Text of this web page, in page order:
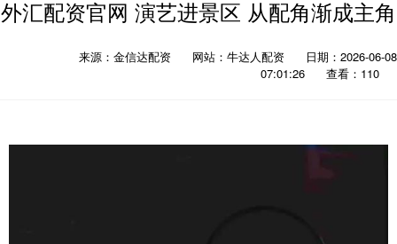
外汇配资官网 演艺进景区 从配角渐成主角
来源：金信达配资 网站：牛达人配资
日期：2026-06-08
07:01:26
查看：110